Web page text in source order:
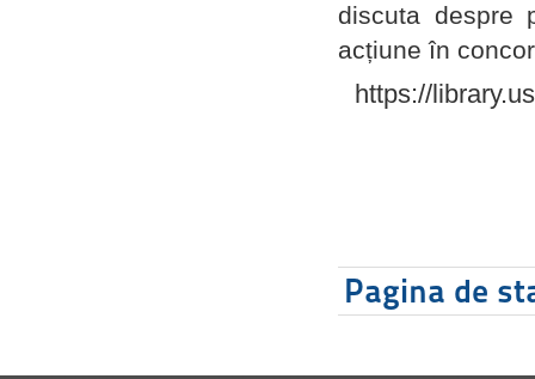
discuta despre
acțiune în
https://
Pagina de